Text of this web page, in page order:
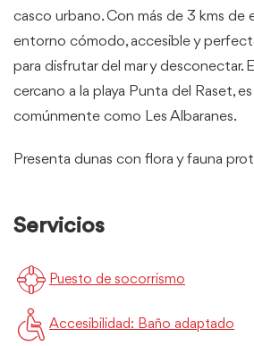
casco urbano. Con más de 3 kms de
entorno cómodo, accesible y
para disfrutar del mar y desconectar.
cercano a la playa Punta del Raset,
comúnmente como Les Albaranes.
Presenta dunas con flora y fauna
Servicios
Puesto de socorrismo
Accesibilidad: Baño adaptado